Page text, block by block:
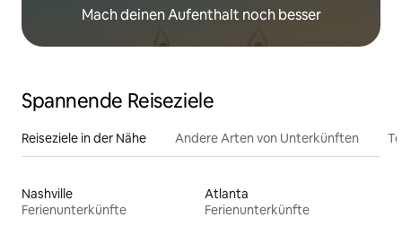
Mach deinen Aufenthalt noch besser
Spannende Reiseziele
Reiseziele in der Nähe Andere Arten von Unterkünften
Nashville
Ferienunterkünfte
Atlanta
Ferienunterkünfte